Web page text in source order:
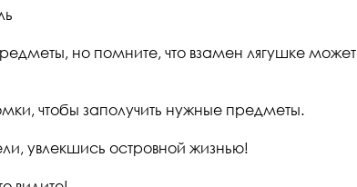
но помните, что взамен лягушке может
чтобы заполучить нужные предметы.
увлекшись островной жизнью!